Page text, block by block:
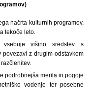
načrta kulturnih programov,
tekoče leto.
višino sredstev s
z drugim odstavkom
podrobnejša merila in pogoje
vodenje ter posebne